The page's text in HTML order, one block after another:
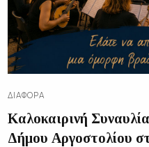
ΔΙΑΦΟΡΑ
Καλοκαιρινή
Δήμου Αργοστολίου